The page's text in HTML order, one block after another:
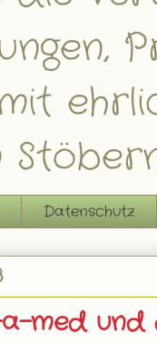
Datenschutz
med und